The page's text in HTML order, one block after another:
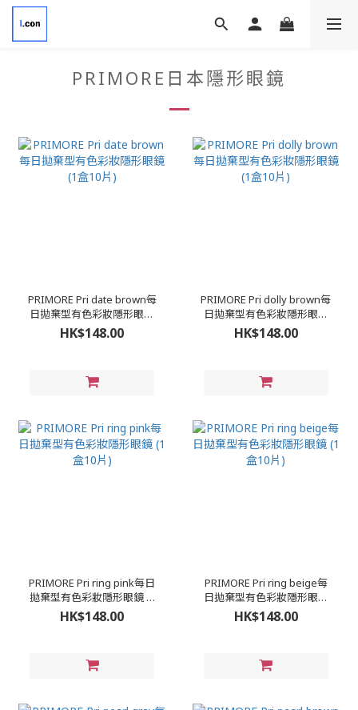
PRIMORE日本隱形眼鏡
PRIMORE Pri date brown每
日拋棄型有色彩妝隱形眼鏡
(1盒10片)
HK$148.00
PRIMORE Pri dolly brown每
日拋棄型有色彩妝隱形眼鏡
(1盒10片)
HK$148.00
PRIMORE Pri ring pink每日
拋棄型有色彩妝隱形眼鏡 (1
盒10片)
HK$148.00
PRIMORE Pri ring beige每
日拋棄型有色彩妝隱形眼鏡
(1盒10片)
HK$148.00